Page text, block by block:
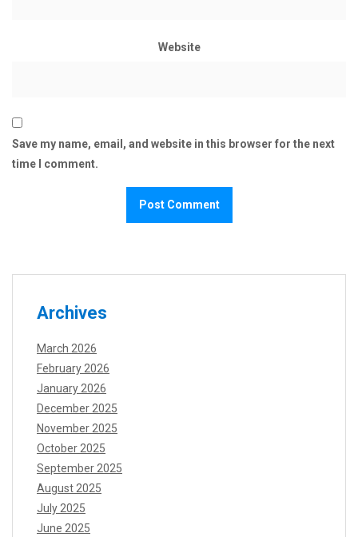
Website
Save my name, email, and website in this browser for the next
time I comment.
Archives
March 2026
February 2026
January 2026
December 2025
November 2025
October 2025
September 2025
August 2025
July 2025
June 2025